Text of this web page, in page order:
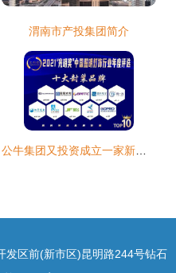
渭南市产投集团简介
发区前(新市区)昆明路244号钻石